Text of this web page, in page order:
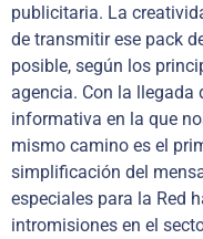
publicitaria. La
de transmitir ese pack
posible, según los
agencia. Con la llegada
informativa en la que
mismo camino es el
simplificación del
especiales para la Red
intromisiones en el